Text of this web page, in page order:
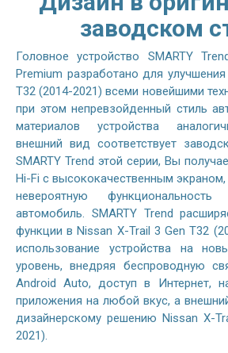
заводском
Головное устройство SMARTY
Premium разработано для
T32 (2014-2021) всеми новейшими
при этом непревзойденный стиль
материалов устройства
внешний вид соответствует
SMARTY Trend этой серии, Вы
Hi-Fi с высококачественным
невероятную
автомобиль. SMARTY Trend
функции в Nissan X-Trail 3 Gen T32
использование устройства на
уровень, внедряя беспроводную
Android Auto, доступ в Интернет,
приложения на любой вкус, а
дизайнерскому решению Nissan X-
2021).